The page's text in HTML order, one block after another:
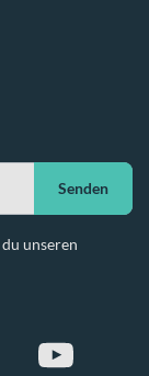
Senden
unseren